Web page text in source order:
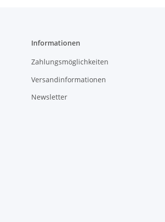
Informationen
Zahlungsmöglichkeiten
Versandinformationen
Newsletter